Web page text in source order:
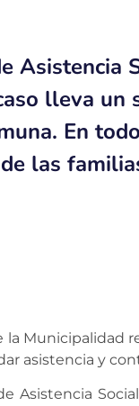
Asistencia
lleva
En
las
la
asistencia y
Asistencia